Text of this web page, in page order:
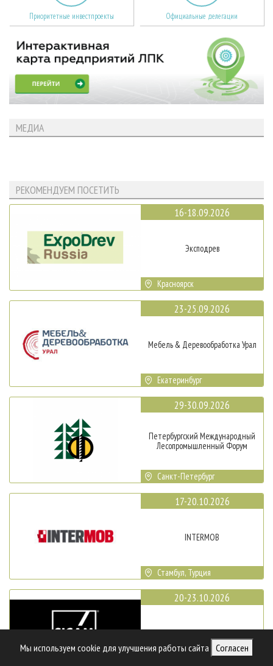
Мы используем cookie для улучшения работы сайта Согласен
Приоритетные инвестпроекты Официальные делегации
МЕДИА
РЕКОМЕНДУЕМ ПОСЕТИТЬ
16-18.09.2026
Эксподрев
Красноярск
23-25.09.2026
Мебель & Деревообработка Урал
Екатеринбург
29-30.09.2026
Петербургский Международный
Лесопромышленный Форум
Санкт-Петербург
17-20.10.2026
INTERMOB
Стамбул, Турция
20-23.10.2026